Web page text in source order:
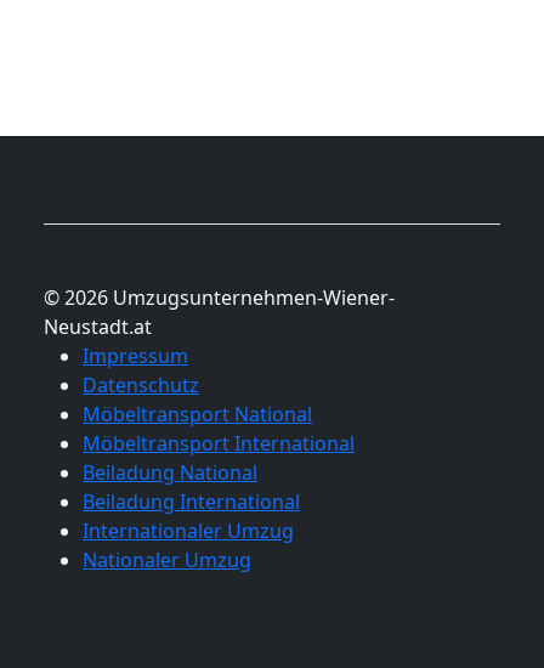
© 2026 Umzugsunternehmen-Wiener-
Neustadt.at
Impressum
Datenschutz
Möbeltransport National
Möbeltransport International
Beiladung National
Beiladung International
Internationaler Umzug
Nationaler Umzug